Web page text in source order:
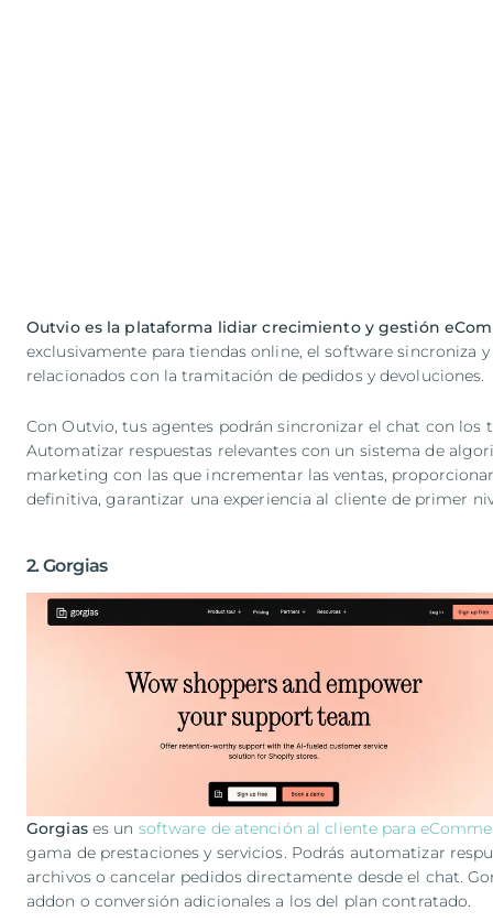
Outvio es la plataforma lidiar crecimiento y gestión
exclusivamente para tiendas online, el software sincroniza
relacionados con la tramitación de pedidos y devoluciones.
Con Outvio, tus agentes podrán sincronizar el chat con
Automatizar respuestas relevantes con un sistema de
marketing con las que incrementar las ventas,
definitiva, garantizar una experiencia al cliente de primer
2. Gorgias
Gorgias es un software de atención al cliente para
gama de prestaciones y servicios. Podrás automatizar
archivos o cancelar pedidos directamente desde el chat.
addon o conversión adicionales a los del plan contratado.